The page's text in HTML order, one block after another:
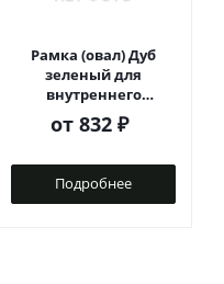
Рамка (овал) Дуб
зеленый для
внутреннего
монтажа
от 832 ₽
Подробнее